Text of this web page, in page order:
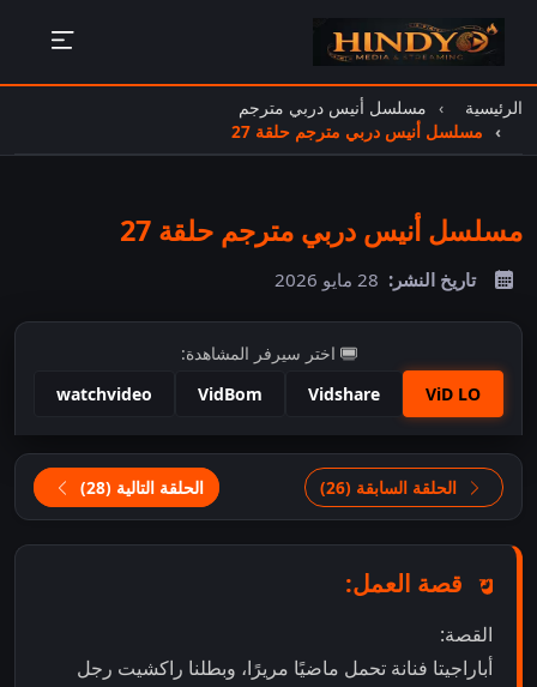
الرئيسية
مسلسل أنيس دربي مترجم
مسلسل أنيس دربي مترجم حلقة 27
مسلسل أنيس دربي مترجم حلقة 27
تاريخ النشر: 28 مايو 2026
اختر سيرفر المشاهدة:
ViD LO
Vidshare
VidBom
watchvideo
اضغط للمشاهدة
الحلقة السابقة (26)
الحلقة التالية (28)
قصة العمل:
القصة:
أباراجيتا فنانة تحمل ماضيًا مريرًا، وبطلنا راكشيت رجل